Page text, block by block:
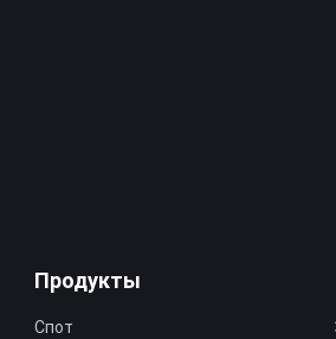
Продукты
Спот